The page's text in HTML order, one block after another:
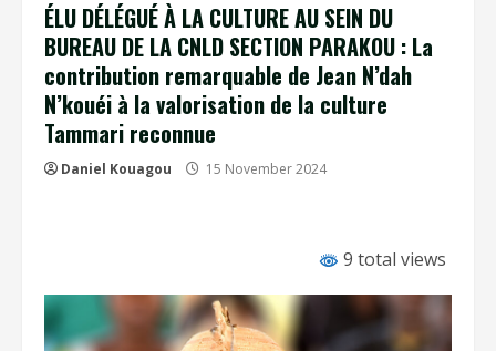
ÉLU DÉLÉGUÉ À LA CULTURE AU SEIN DU
BUREAU DE LA CNLD SECTION PARAKOU : La
contribution remarquable de Jean N’dah
N’kouéi à la valorisation de la culture
Tammari reconnue
Daniel Kouagou 15 November 2024
9 total views